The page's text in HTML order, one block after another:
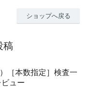
ショップへ戻る
稿
［本数指定］検査一
ュー